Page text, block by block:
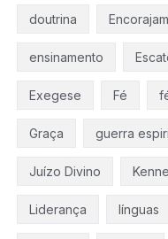
doutrina
ensinamento
Exegese Fé
Graça guerra
Juízo Divino
Liderança línguas